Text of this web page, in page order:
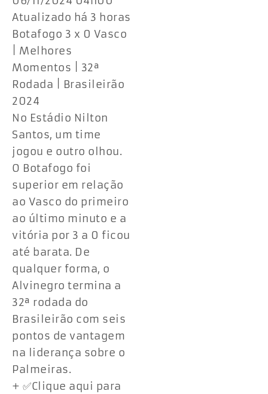
Atualizado há 3 horas
Botafogo 3 x 0 Vasco
| Melhores
Momentos | 32ª
Rodada | Brasileirão
2024
No Estádio Nilton
Santos, um time
jogou e outro olhou.
O Botafogo foi
superior em relação
ao Vasco do primeiro
ao último minuto e a
vitória por 3 a 0 ficou
até barata. De
qualquer forma, o
Alvinegro termina a
32ª rodada do
Brasileirão com seis
pontos de vantagem
na liderança sobre o
Palmeiras.
+ ✅Clique aqui para